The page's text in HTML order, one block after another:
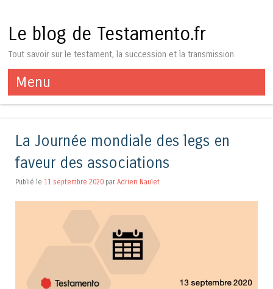
Le blog de Testamento.fr
Tout savoir sur le testament, la succession et la transmission
Menu
Aller au contenu
La Journée mondiale des legs en
faveur des associations
Publié le 11 septembre 2020 par Adrien Naulet